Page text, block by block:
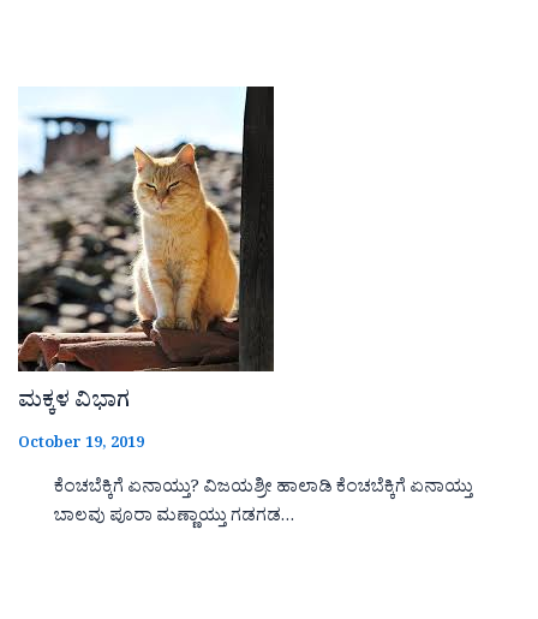
ಮಕ್ಕಳ ವಿಭಾಗ
October 19, 2019
ಕೆಂಚಬೆಕ್ಕಿಗೆ ಏನಾಯ್ತು? ವಿಜಯಶ್ರೀ ಹಾಲಾಡಿ ಕೆಂಚಬೆಕ್ಕಿಗೆ ಏನಾಯ್ತು
ಬಾಲವು ಪೂರಾ ಮಣ್ಣಾಯ್ತು ಗಡಗಡ…